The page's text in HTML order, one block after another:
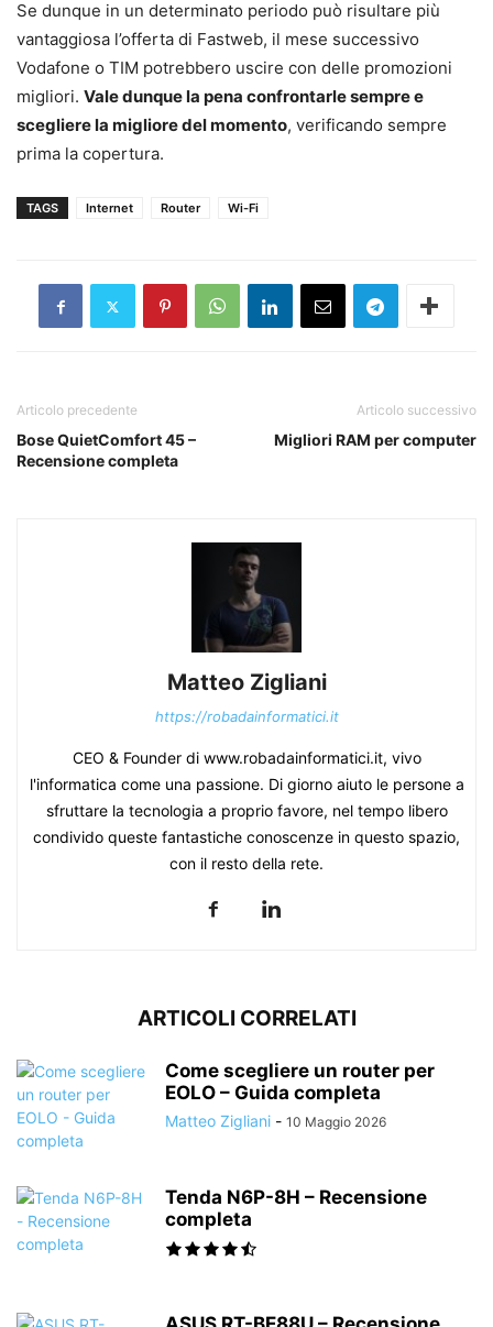
Se dunque in un determinato periodo può risultare più
vantaggiosa l’offerta di Fastweb, il mese successivo
Vodafone o TIM potrebbero uscire con delle promozioni
migliori. Vale dunque la pena confrontarle sempre e
scegliere la migliore del momento, verificando sempre
prima la copertura.
TAGS Internet Router Wi-Fi
Articolo precedente
Bose QuietComfort 45 –
Recensione completa
Articolo successivo
Migliori RAM per computer
Matteo Zigliani
https://robadainformatici.it
CEO & Founder di www.robadainformatici.it, vivo
l'informatica come una passione. Di giorno aiuto le persone a
sfruttare la tecnologia a proprio favore, nel tempo libero
condivido queste fantastiche conoscenze in questo spazio,
con il resto della rete.
ARTICOLI CORRELATI
Come scegliere un router per
EOLO – Guida completa
Matteo Zigliani - 10 Maggio 2026
Tenda N6P-8H – Recensione
completa